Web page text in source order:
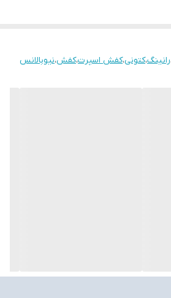
رانینگ،کتونی،کفش اسپرت،کفش،نیوبالانس